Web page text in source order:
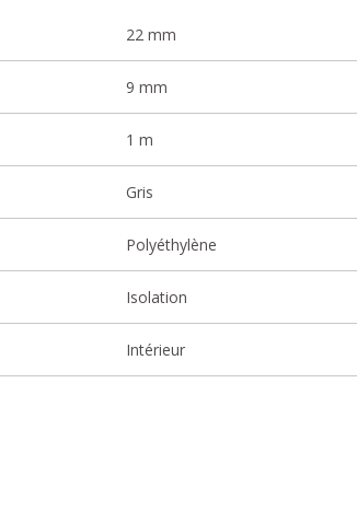
22 mm
9 mm
1 m
Gris
Polyéthylène
Isolation
Intérieur